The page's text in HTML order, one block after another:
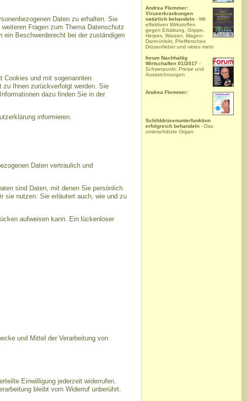
Daten zu erhalten. Sie
Fragen zum Thema Datenschutz
ein Beschwerderecht bei der zuständigen
Cookies und mit sogenannten
zu Ihnen zurückverfolgt werden. Sie
dazu finden Sie in der
informieren.
Daten vertraulich und
sind Daten, mit denen Sie persönlich
sie nutzen. Sie erläutert auch, wie und zu
aufweisen kann. Ein lückenloser
und Mittel der Verarbeitung von
Einwilligung jederzeit widerrufen.
bleibt vom Widerruf unberührt.
Andrea Flemmer:
Viruserkrankungen
natürlich behandeln - Mit
effektiven Wirkstoffen
gegen Erkältung, Grippe,
Herpes, Warzen, Magen-
Darm-Infekt, Pfeiffersches
Drüsenfieber und vieles mehr
forum Nachhaltig
Wirtschaften 01/2017 -
Schwerpunkt: Preise und
Auszeichnungen
Andrea Flemmer:
Schilddrüsenunterfunktion
erfolgreich behandeln - Das
unterschätzte Organ